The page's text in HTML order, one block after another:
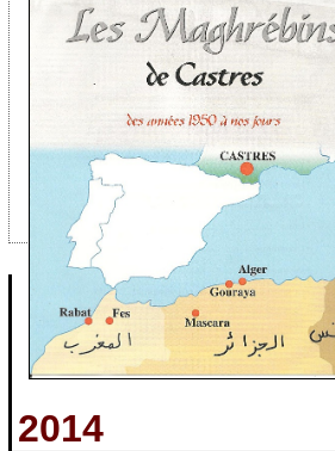
2014